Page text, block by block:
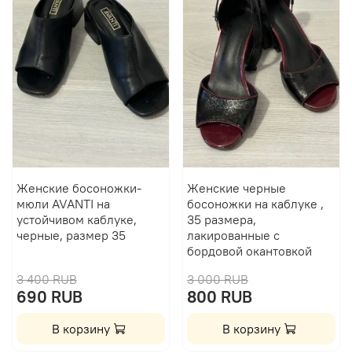
Женские босоножки-
мюли AVANTI на
устойчивом каблуке,
черные, размер 35
3 400 RUB
690 RUB
В корзину
Женские черные
босоножки на каблуке ,
35 размера,
лакированные с
бордовой окантовкой
3 000 RUB
800 RUB
В корзину